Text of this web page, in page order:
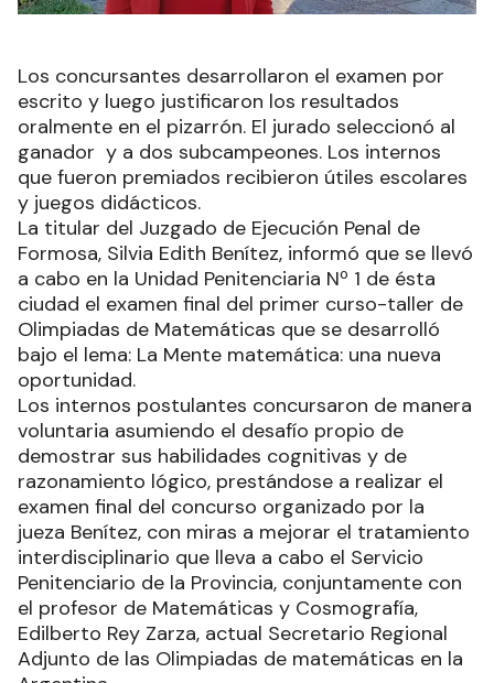
Los concursantes desarrollaron el examen por
escrito y luego justificaron los resultados
oralmente en el pizarrón. El jurado seleccionó al
ganador y a dos subcampeones. Los internos
que fueron premiados recibieron útiles escolares
y juegos didácticos.
La titular del Juzgado de Ejecución Penal de
Formosa, Silvia Edith Benítez, informó que se llevó
a cabo en la Unidad Penitenciaria Nº 1 de ésta
ciudad el examen final del primer curso-taller de
Olimpiadas de Matemáticas que se desarrolló
bajo el lema: La Mente matemática: una nueva
oportunidad.
Los internos postulantes concursaron de manera
voluntaria asumiendo el desafío propio de
demostrar sus habilidades cognitivas y de
razonamiento lógico, prestándose a realizar el
examen final del concurso organizado por la
jueza Benítez, con miras a mejorar el tratamiento
interdisciplinario que lleva a cabo el Servicio
Penitenciario de la Provincia, conjuntamente con
el profesor de Matemáticas y Cosmografía,
Edilberto Rey Zarza, actual Secretario Regional
Adjunto de las Olimpiadas de matemáticas en la